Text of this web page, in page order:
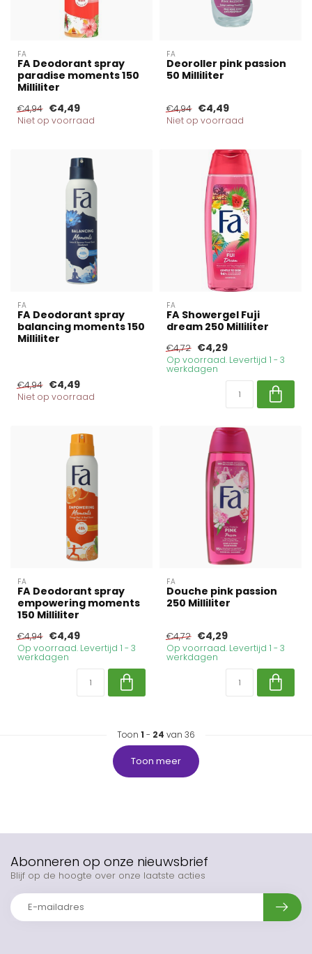
FA
FA Deodorant spray
paradise moments 150
Milliliter
€4,94 €4,49
Niet op voorraad
FA
Deoroller pink passion
50 Milliliter
€4,94 €4,49
Niet op voorraad
FA
FA Deodorant spray
balancing moments 150
Milliliter
€4,94 €4,49
Niet op voorraad
FA
FA Showergel Fuji
dream 250 Milliliter
€4,72 €4,29
Op voorraad. Levertijd 1 - 3
werkdagen
FA
FA Deodorant spray
empowering moments
150 Milliliter
€4,94 €4,49
Op voorraad. Levertijd 1 - 3
werkdagen
FA
Douche pink passion
250 Milliliter
€4,72 €4,29
Op voorraad. Levertijd 1 - 3
werkdagen
Toon 1 - 24 van 36
Toon meer
Abonneren op onze nieuwsbrief
Blijf op de hoogte over onze laatste acties